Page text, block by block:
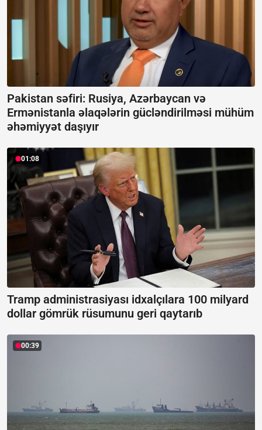
Pakistan səfiri: Rusiya, Azərbaycan və
Ermənistanla əlaqələrin gücləndirilməsi mühüm
əhəmiyyət daşıyır
01:08
Tramp administrasiyası idxalçılara 100 milyard
dollar gömrük rüsumunu geri qaytarıb
00:39